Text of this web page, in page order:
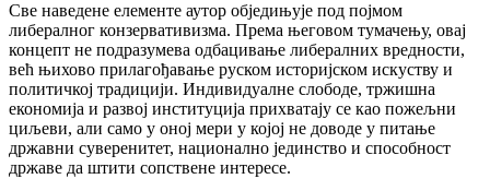
Све наведене елементе аутор обједињује под појмом
либералног конзервативизма. Према његовом тумачењу, овај
концепт не подразумева одбацивање либералних вредности,
већ њихово прилагођавање руском историјском искуству и
политичкој традицији. Индивидуалне слободе, тржишна
економија и развој институција прихватају се као пожељни
циљеви, али само у оној мери у којој не доводе у питање
државни суверенитет, национално јединство и способност
државе да штити сопствене интересе.